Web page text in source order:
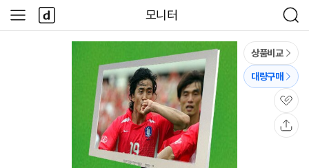
모니터
검
색
사
이
다
나
와
상품비교
대량구매
관
심